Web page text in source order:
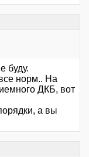
буду.
норм.. На
ДКБ, вот
а вы